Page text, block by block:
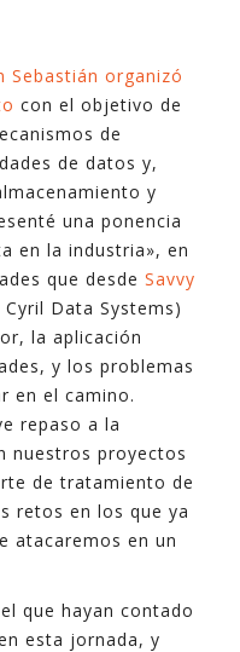
Sebastián organizó
con el objetivo de
de
de datos y,
y
una ponencia
en la industria», en
que desde Savvy
Data Systems)
la aplicación
y los problemas
en el camino.
repaso a la
nuestros proyectos
de tratamiento de
retos en los que ya
atacaremos en un
que hayan contado
esta jornada, y